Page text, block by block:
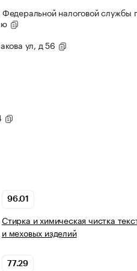
налоговой службы
ул, д 56
96.01
Стирка и химическая чистка
и меховых изделий
77.29